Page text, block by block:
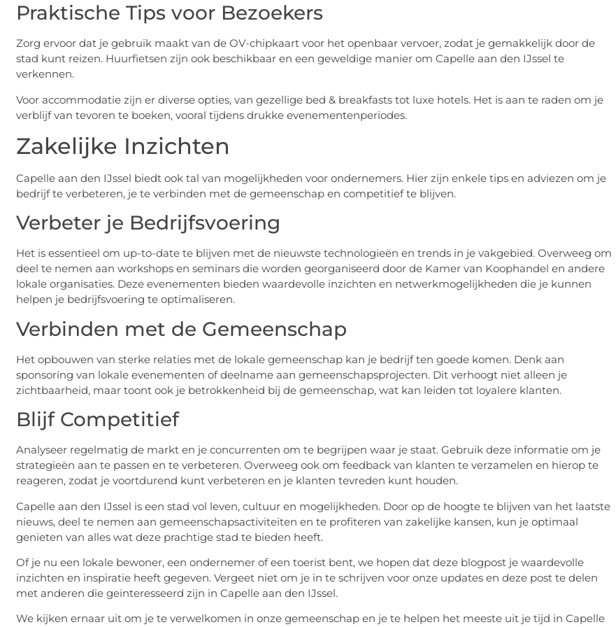
Praktische Tips voor Bezoekers
Zorg ervoor dat je gebruik maakt van de OV-chipkaart voor het openbaar vervoer, zodat je gemakkelijk door de
stad kunt reizen. Huurfietsen zijn ook beschikbaar en een geweldige manier om Capelle aan den IJssel te
verkennen.
Voor accommodatie zijn er diverse opties, van gezellige bed & breakfasts tot luxe hotels. Het is aan te raden om je
verblijf van tevoren te boeken, vooral tijdens drukke evenementenperiodes.
Zakelijke Inzichten
Capelle aan den IJssel biedt ook tal van mogelijkheden voor ondernemers. Hier zijn enkele tips en adviezen om je
bedrijf te verbeteren, je te verbinden met de gemeenschap en competitief te blijven.
Verbeter je Bedrijfsvoering
Het is essentieel om up-to-date te blijven met de nieuwste technologieën en trends in je vakgebied. Overweeg om
deel te nemen aan workshops en seminars die worden georganiseerd door de Kamer van Koophandel en andere
lokale organisaties. Deze evenementen bieden waardevolle inzichten en netwerkmogelijkheden die je kunnen
helpen je bedrijfsvoering te optimaliseren.
Verbinden met de Gemeenschap
Het opbouwen van sterke relaties met de lokale gemeenschap kan je bedrijf ten goede komen. Denk aan
sponsoring van lokale evenementen of deelname aan gemeenschapsprojecten. Dit verhoogt niet alleen je
zichtbaarheid, maar toont ook je betrokkenheid bij de gemeenschap, wat kan leiden tot loyalere klanten.
Blijf Competitief
Analyseer regelmatig de markt en je concurrenten om te begrijpen waar je staat. Gebruik deze informatie om je
strategieën aan te passen en te verbeteren. Overweeg ook om feedback van klanten te verzamelen en hierop te
reageren, zodat je voortdurend kunt verbeteren en je klanten tevreden kunt houden.
Capelle aan den IJssel is een stad vol leven, cultuur en mogelijkheden. Door op de hoogte te blijven van het laatste
nieuws, deel te nemen aan gemeenschapsactiviteiten en te profiteren van zakelijke kansen, kun je optimaal
genieten van alles wat deze prachtige stad te bieden heeft.
Of je nu een lokale bewoner, een ondernemer of een toerist bent, we hopen dat deze blogpost je waardevolle
inzichten en inspiratie heeft gegeven. Vergeet niet om je in te schrijven voor onze updates en deze post te delen
met anderen die geïnteresseerd zijn in Capelle aan den IJssel.
We kijken ernaar uit om je te verwelkomen in onze gemeenschap en je te helpen het meeste uit je tijd in Capelle